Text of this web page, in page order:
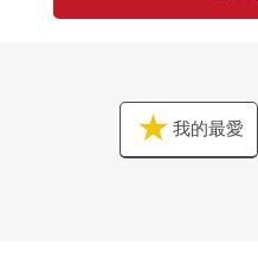
我的最愛